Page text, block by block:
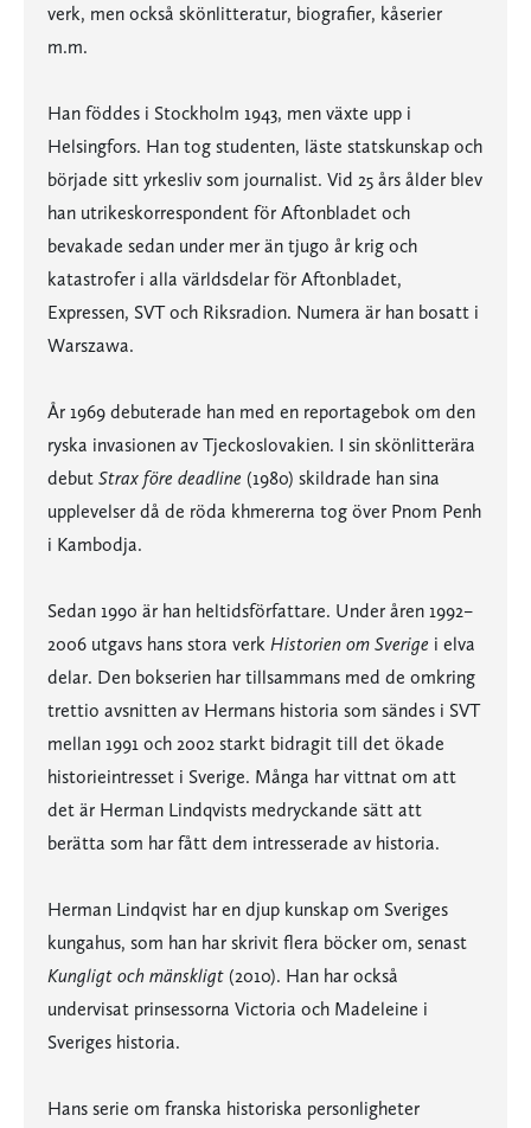
verk, men också skönlitteratur, biografier, kåserier
m.m.
Han föddes i Stockholm 1943, men växte upp i
Helsingfors. Han tog studenten, läste statskunskap och
började sitt yrkesliv som journalist. Vid 25 års ålder blev
han utrikeskorrespondent för Aftonbladet och
bevakade sedan under mer än tjugo år krig och
katastrofer i alla världsdelar för Aftonbladet,
Expressen, SVT och Riksradion. Numera är han bosatt i
Warszawa.
År 1969 debuterade han med en reportagebok om den
ryska invasionen av Tjeckoslovakien. I sin skönlitterära
debut Strax före deadline (1980) skildrade han sina
upplevelser då de röda khmererna tog över Pnom Penh
i Kambodja.
Sedan 1990 är han heltidsförfattare. Under åren 1992–
2006 utgavs hans stora verk Historien om Sverige i elva
delar. Den bokserien har tillsammans med de omkring
trettio avsnitten av Hermans historia som sändes i SVT
mellan 1991 och 2002 starkt bidragit till det ökade
historieintresset i Sverige. Många har vittnat om att
det är Herman Lindqvists medryckande sätt att
berätta som har fått dem intresserade av historia.
Herman Lindqvist har en djup kunskap om Sveriges
kungahus, som han har skrivit flera böcker om, senast
Kungligt och mänskligt (2010). Han har också
undervisat prinsessorna Victoria och Madeleine i
Sveriges historia.
Hans serie om franska historiska personligheter